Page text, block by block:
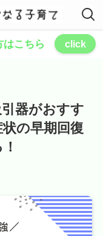
はこちら click
引器がおすす
の早期回復